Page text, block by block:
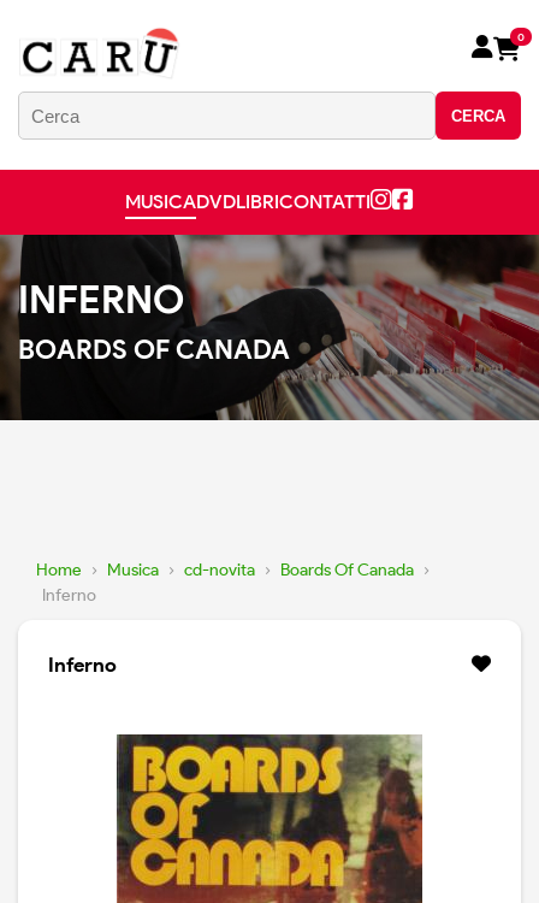
CERCA
0
MUSICADVDLIBRICONTATTI
INFERNO
BOARDS OF CANADA
Home › Musica › cd-novita › Boards Of Canada ›
Inferno
Inferno